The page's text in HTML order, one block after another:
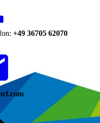
+49 36705 62070